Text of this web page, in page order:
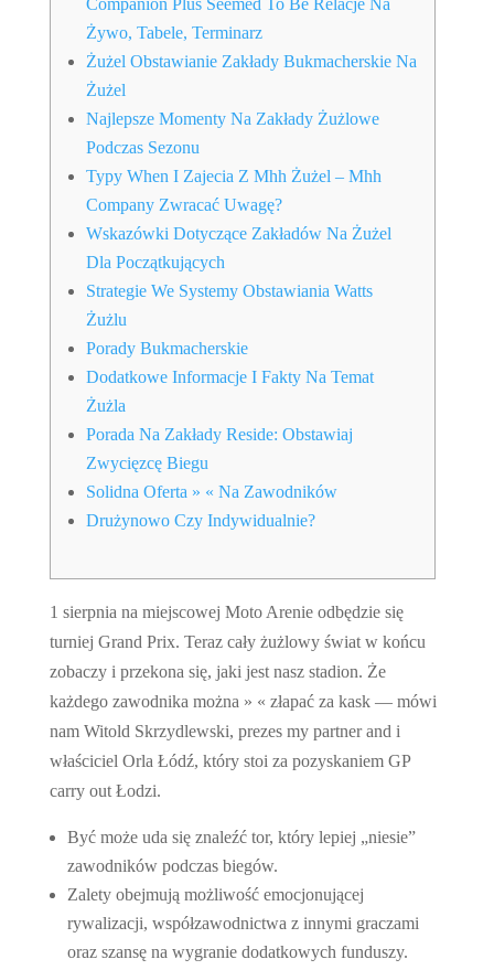
Companion Plus Seemed To Be Relacje Na
Żywo, Tabele, Terminarz
Żużel Obstawianie Zakłady Bukmacherskie Na
Żużel
Najlepsze Momenty Na Zakłady Żużlowe
Podczas Sezonu
Typy When I Zajecia Z Mhh Żużel – Mhh
Company Zwracać Uwagę?
Wskazówki Dotyczące Zakładów Na Żużel
Dla Początkujących
Strategie We Systemy Obstawiania Watts
Żużlu
Porady Bukmacherskie
Dodatkowe Informacje I Fakty Na Temat
Żużla
Porada Na Zakłady Reside: Obstawiaj
Zwycięzcę Biegu
Solidna Oferta » « Na Zawodników
Drużynowo Czy Indywidualnie?
1 sierpnia na miejscowej Moto Arenie odbędzie się
turniej Grand Prix. Teraz cały żużlowy świat w końcu
zobaczy i przekona się, jaki jest nasz stadion. Że
każdego zawodnika można » « złapać za kask — mówi
nam Witold Skrzydlewski, prezes my partner and i
właściciel Orla Łódź, który stoi za pozyskaniem GP
carry out Łodzi.
Być może uda się znaleźć tor, który lepiej „niesie”
zawodników podczas biegów.
Zalety obejmują możliwość emocjonującej
rywalizacji, współzawodnictwa z innymi graczami
oraz szansę na wygranie dodatkowych funduszy.